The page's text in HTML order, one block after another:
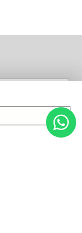
Suscribirse